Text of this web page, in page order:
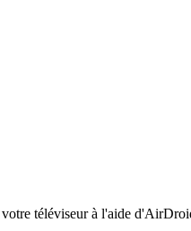
téléviseur à l'aide